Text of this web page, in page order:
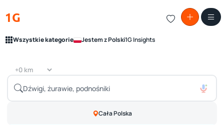
1G
Wszystkie kategorie Jestem z Polski1G Insights
Cała Polska